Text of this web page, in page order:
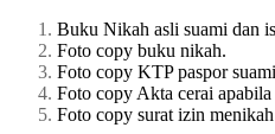
Buku Nikah asli suami dan
Foto copy buku nikah.
Foto copy KTP paspor
Foto copy Akta cerai apabila
Foto copy surat izin